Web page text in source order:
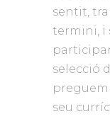
sentit,
termini, i
selecció
preguem
seu